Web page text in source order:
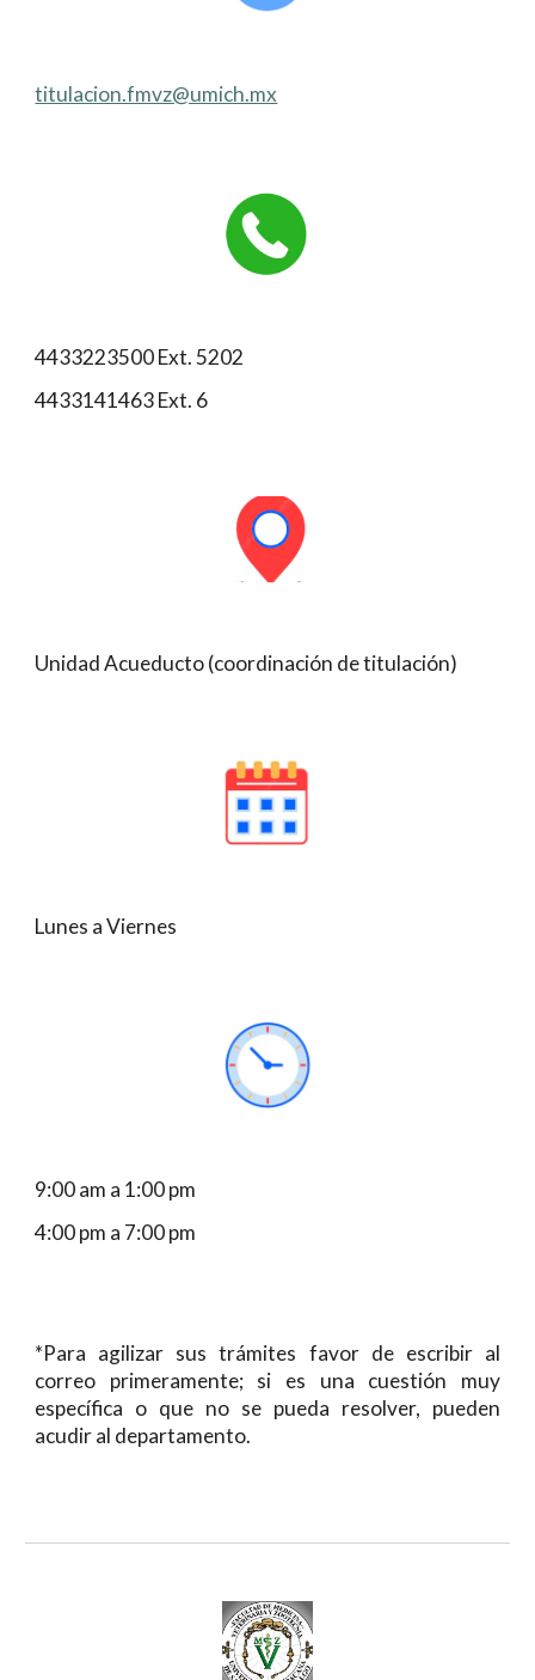
titulacion.fmvz@umich.mx
4433223500 Ext. 5202
4433141463 Ext. 6
Unidad Acueducto (coordinación de titulación)
Lunes a Viernes
9:00 am a 1:00 pm
4:00pm a 7:00 pm
*Para agilizar sus trámites favor de escribir al
correo primeramente; si es una cuestión muy
específica o que no se pueda resolver, pueden
acudir al departamento.